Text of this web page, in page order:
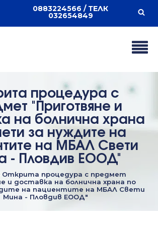
0883224566 / ТЕЛК
032654849
процедура с
"Приготвяне и
на болнична храна
за нуждите на
на МБАЛ Свети
- Пловдив ЕООД"
Открита процедура с предмет
и доставка на болнична храна по
на пациентите на МБАЛ Свети
Мина - Пловдив ЕООД"